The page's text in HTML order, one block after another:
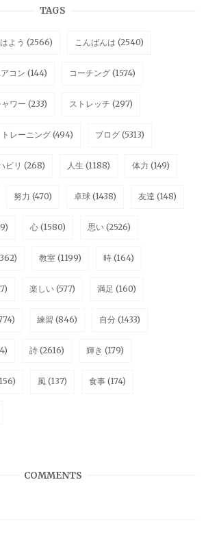
TAGS
よう (2566) こんばんは (2540)
コン (144) コーチング (1574)
ャワー (233) ストレッチ (297)
トレーニング (494) ブログ (5313)
ビリ (268) 人生 (1188) 体力 (149)
努力 (470) 卓球 (1438) 友達 (148)
心 (1580) 思い (2526)
教室 (1199) 時 (164)
楽しい (577) 満足 (160)
練習 (846) 自分 (1433)
詩 (2616) 輝き (179)
風 (137) 食事 (174)
COMMENTS